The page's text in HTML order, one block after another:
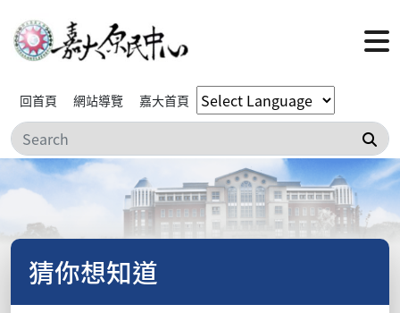
回首頁 網站導覽 嘉大首頁
搜
猜你想知道